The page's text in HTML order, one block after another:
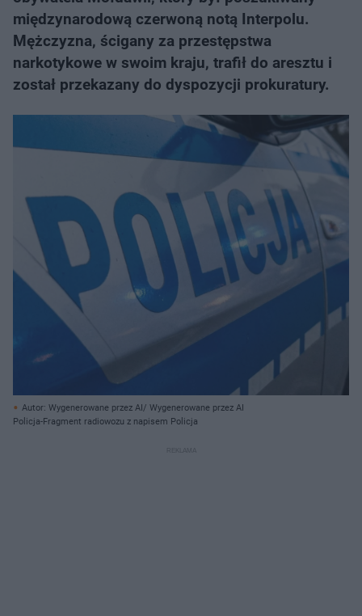
międzynarodową czerwoną notą Interpolu.
Mężczyzna, ścigany za przestępstwa
narkotykowe w swoim kraju, trafił do aresztu i
został przekazany do dyspozycji prokuratury.
Autor: Wygenerowane przez AI/ Wygenerowane przez AI
Policja-Fragment radiowozu z napisem Policja